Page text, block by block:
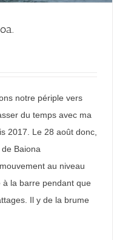
notre périple vers
du temps avec ma
2017. Le 28 août donc,
Baiona
au niveau
la barre pendant que
Il y de la brume